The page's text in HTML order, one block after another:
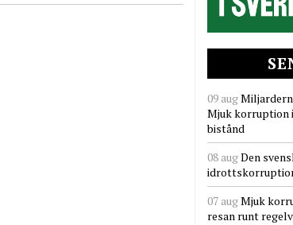
09 aug
Mjuk korruption
bistånd
08 augDen
07 augMjuk
resan runt